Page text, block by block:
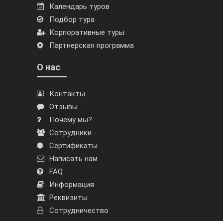
Календарь туров
Подбор тура
Корпоративные туры
Партнерская программа
О нас
Контакты
Отзывы
Почему мы?
Сотрудники
Сертификаты
Написать нам
FAQ
Информация
Реквизиты
Сотрудничество